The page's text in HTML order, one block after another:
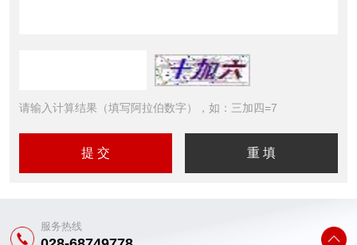
请输入计算结果（填写阿拉伯数字），如：三加四=7
服务热线